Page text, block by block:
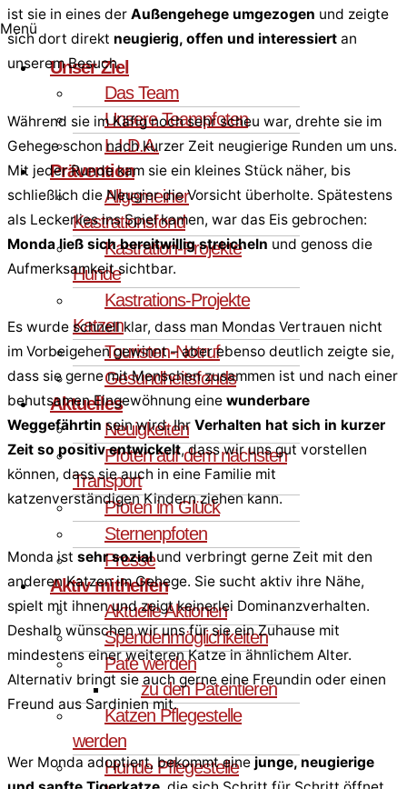
Menü
Unser Ziel
Das Team
Unsere Teampfoten
L.I.D.A.
Prävention
Allgemeiner
Kastrationsfond
Kastration-Projekte
Hunde
Kastrations-Projekte
Katzen
Touristen-Notruf
Gesundheitsfonds
Aktuelles
Neuigkeiten
Pfoten auf dem nächsten
Transport
Pfoten im Glück
Sternenpfoten
Presse
Aktiv mithelfen
Aktuelle Aktionen
Spendenmöglichkeiten
Pate werden
zu den Patentieren
Katzen Pflegestelle
werden
Hunde Pflegestelle
ist sie in eines der Außengehege umgezogen und zeigte
sich dort direkt neugierig, offen und interessiert an
unserem Besuch.
Während sie im Käfig noch sehr scheu war, drehte sie im
Gehege schon nach kurzer Zeit neugierige Runden um uns.
Mit jeder Runde kam sie ein kleines Stück näher, bis
schließlich die Neugier die Vorsicht überholte. Spätestens
als Leckerlies ins Spiel kamen, war das Eis gebrochen:
Monda ließ sich bereitwillig streicheln und genoss die
Aufmerksamkeit sichtbar.
Es wurde schnell klar, dass man Mondas Vertrauen nicht
im Vorbeigehen gewinnt – aber ebenso deutlich zeigte sie,
dass sie gerne mit Menschen zusammen ist und nach einer
behutsamen Eingewöhnung eine wunderbare
Weggefährtin sein wird. Ihr Verhalten hat sich in kurzer
Zeit so positiv entwickelt, dass wir uns gut vorstellen
können, dass sie auch in eine Familie mit
katzenverständigen Kindern ziehen kann.
Monda ist sehr sozialund verbringt gerne Zeit mit den
anderen Katzen im Gehege. Sie sucht aktiv ihre Nähe,
spielt mit ihnen und zeigt keinerlei Dominanzverhalten.
Deshalb wünschen wir uns für sie ein Zuhause mit
mindestens einer weiteren Katze in ähnlichem Alter.
Alternativ bringt sie auch gerne eine Freundin oder einen
Freund aus Sardinien mit.
Wer Monda adoptiert, bekommt eine junge, neugierige